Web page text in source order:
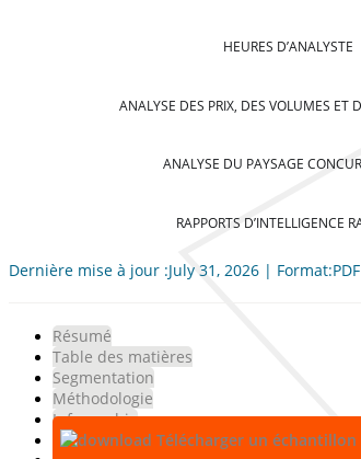
HEURES D’ANALYSTE
ANALYSE DES PRIX, DES VOLUMES ET
ANALYSE DU PAYSAGE
RAPPORTS D’INTELLIGENCE
Dernière mise à jour :July 31, 2026 |
Résumé
Table des matières
Segmentation
Méthodologie
Infographie
Télécharger un